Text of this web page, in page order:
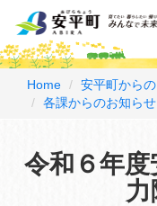
Home 安平町から
各課からのお知らせ
令和６年